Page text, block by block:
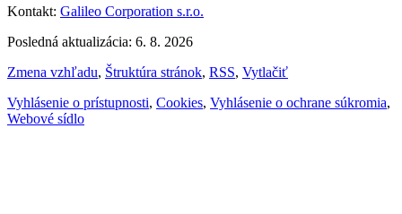
Kontakt: Galileo Corporation s.r.o.
Posledná aktualizácia: 6. 8. 2026
Zmena vzhľadu, Štruktúra stránok, RSS, Vytlačiť
Vyhlásenie o prístupnosti, Cookies, Vyhlásenie o ochrane súkromia,
Webové sídlo